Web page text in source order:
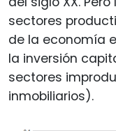
sectores
de la economía
la inversión
sectores
inmobiliarios).